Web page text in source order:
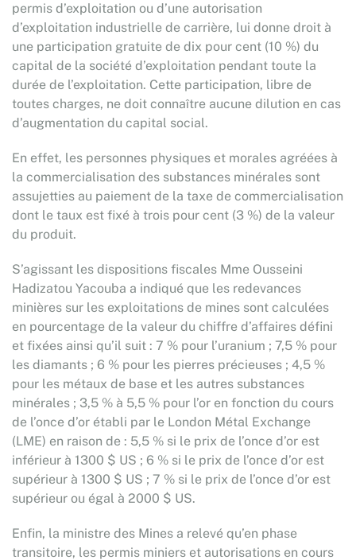
permis d’exploitation ou d’une autorisation
d’exploitation industrielle de carrière, lui donne droit à
une participation gratuite de dix pour cent (10 %) du
capital de la société d’exploitation pendant toute la
durée de l’exploitation. Cette participation, libre de
toutes charges, ne doit connaître aucune dilution en cas
d’augmentation du capital social.
En effet, les personnes physiques et morales agréées à
la commercialisation des substances minérales sont
assujetties au paiement de la taxe de commercialisation
dont le taux est fixé à trois pour cent (3 %) de la valeur
du produit.
S’agissant les dispositions fiscales Mme Ousseini
Hadizatou Yacouba a indiqué que les redevances
minières sur les exploitations de mines sont calculées
en pourcentage de la valeur du chiffre d’affaires défini
et fixées ainsi qu’il suit : 7 % pour l’uranium ; 7,5 % pour
les diamants ; 6 % pour les pierres précieuses ; 4,5 %
pour les métaux de base et les autres substances
minérales ; 3,5 % à 5,5 % pour l’or en fonction du cours
de l’once d’or établi par le London Métal Exchange
(LME) en raison de : 5,5 % si le prix de l’once d’or est
inférieur à 1300 $ US ; 6 % si le prix de l’once d’or est
supérieur à 1300 $ US ; 7 % si le prix de l’once d’or est
supérieur ou égal à 2000 $ US.
Enfin, la ministre des Mines a relevé qu’en phase
transitoire, les permis miniers et autorisations en cours